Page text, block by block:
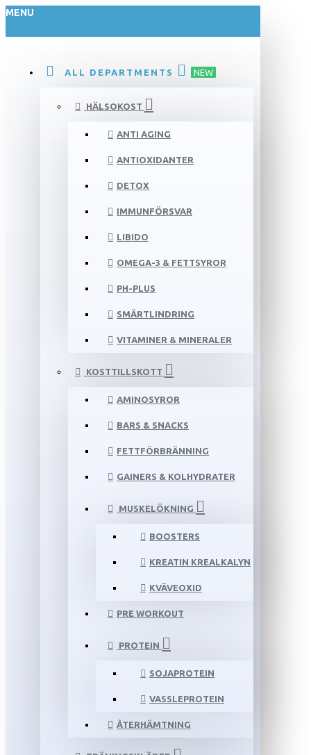
MENU
ALL DEPARTMENTS NEW
HÄLSOKOST
ANTI AGING
ANTIOXIDANTER
DETOX
IMMUNFÖRSVAR
LIBIDO
OMEGA-3 & FETTSYROR
PH-PLUS
SMÄRTLINDRING
VITAMINER & MINERALER
KOSTTILLSKOTT
AMINOSYROR
BARS & SNACKS
FETTFÖRBRÄNNING
GAINERS & KOLHYDRATER
MUSKELÖKNING
BOOSTERS
KREATIN KREALKALYN
KVÄVEOXID
PRE WORKOUT
PROTEIN
SOJAPROTEIN
VASSLEPROTEIN
ÅTERHÄMTNING